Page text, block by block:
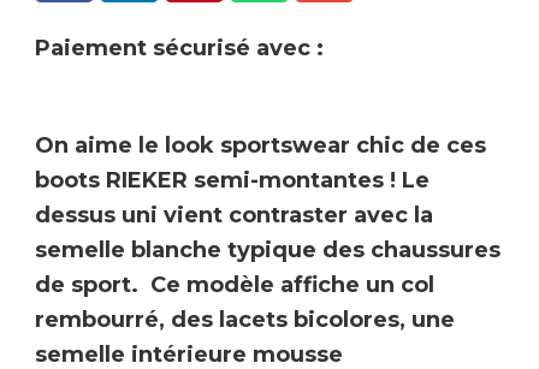
Paiement sécurisé avec :
On aime le look sportswear chic de ces
boots RIEKER semi-montantes ! Le
dessus uni vient contraster avec la
semelle blanche typique des chaussures
de sport. Ce modèle affiche un col
rembourré, des lacets bicolores, une
semelle intérieure mousse